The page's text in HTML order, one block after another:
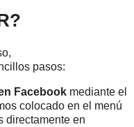
pasos:
Facebook mediante el
colocado en el menú
directamente en